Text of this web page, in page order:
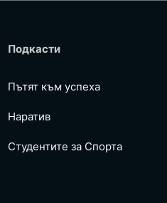
Подкасти
Пътят към успеха
Наратив
Студентите за Спортa